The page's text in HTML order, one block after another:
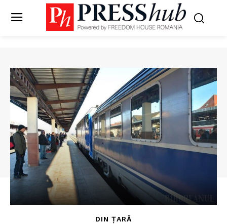
DIN ȚARĂ